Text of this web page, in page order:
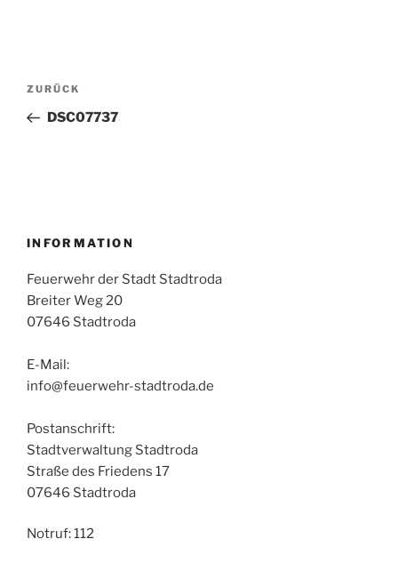
Beitragsnavigation
Vorheriger
Beitrag
ZURÜCK
DSC07737
INFORMATION
Feuerwehr der Stadt Stadtroda
Breiter Weg 20
07646 Stadtroda
E-Mail:
info@feuerwehr-stadtroda.de
Postanschrift:
Stadtverwaltung Stadtroda
Straße des Friedens 17
07646 Stadtroda
Notruf: 112